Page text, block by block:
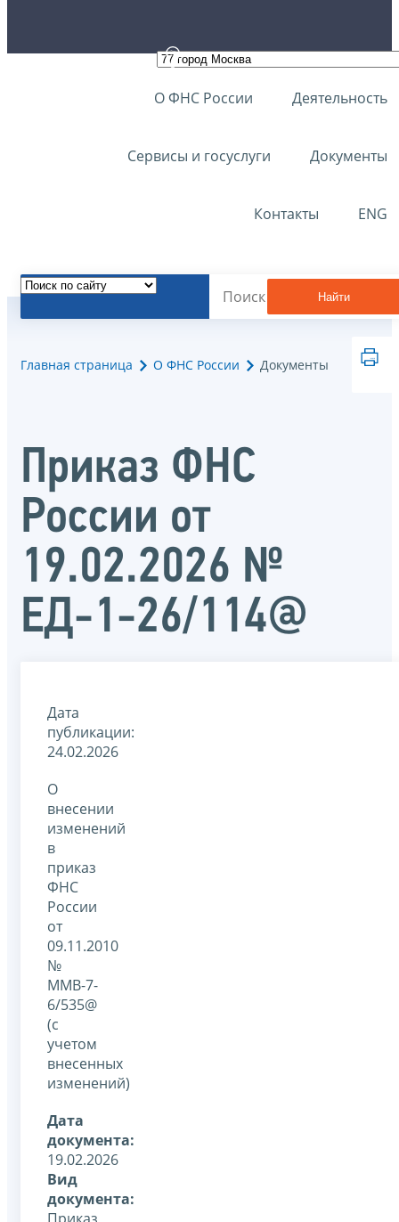
О ФНС России Деятельность
Сервисы и госуслуги Документы
Контакты ENG
Найти
Главная страница О ФНС России Документы
Приказ ФНС
России от
19.02.2026 №
ЕД-1-26/114@
Дата
публикации:
24.02.2026
О
внесении
изменений
в
приказ
ФНС
России
от
09.11.2010
№
ММВ-7-
6/535@
(с
учетом
внесенных
изменений)
Дата
документа:
19.02.2026
Вид
документа:
Приказ